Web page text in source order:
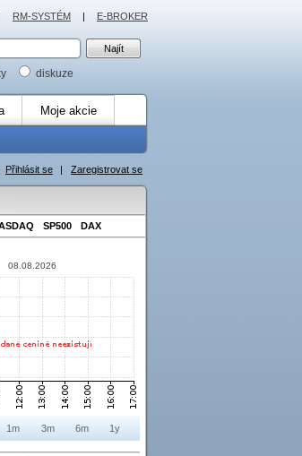
diskuze
Moje akcie
Přihlásit se | Zaregistrovat se
SP500 DAX
08.08.2026
1m 3m 6m 1y
RM-SYSTÉM | E-BROKER